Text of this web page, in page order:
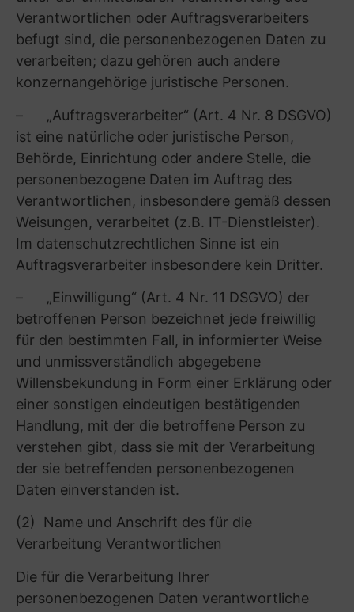
(7) Keine automatisiere Entscheidungsfindung
(einschließlich Profiling)
Wir haben nicht die Absicht, von Ihnen
erhobene personenbezogene Daten für ein
Verfahren zur automatisierten
Entscheidungsfindung (einschließlich Profiling)
(8) Keine Verpflichtung zur Bereitstellung
personenbezogener Daten
Wir machen den Abschluss von Verträgen mit
uns nicht davon abhängig, dass Sie uns zuvor
personenbezogene Daten bereitstellen. Für Sie
als Kunde besteht grundsätzlich auch keine
gesetzliche oder vertragliche Verpflichtung, uns
Ihre personenbezogenen Daten zur Verfügung
zu stellen; es kann jedoch sein, dass wir
bestimmte Angebote nur eingeschränkt oder
gar nicht erbringen können, wenn Sie die dafür
erforderlichen Daten nicht bereitstellen. Sofern
dies im Rahmen der nachfolgend vorgestellten,
von uns angebotenen Produkte ausnahmsweise
der Fall sein sollte, werden Sie gesondert darauf
hingewiesen.
(9) Gesetzliche Verpflichtung zur Übermittlung
bestimmter Daten
Wir können unter Umständen einer besonderen